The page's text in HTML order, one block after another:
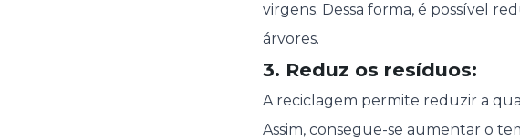
virgens. Dessa forma, é possível
árvores.
3. Reduz os resíduos:
A reciclagem permite reduzir a
Assim, consegue-se aumentar o